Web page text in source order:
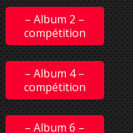
– Album 2 –
compétition
– Album 4 –
compétition
– Album 6 –